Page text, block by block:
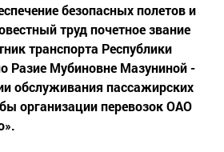
безопасных полетов и
труд почетное звание
транспорта Республики
Разие Мубиновне Мазуниной -
обслуживания пассажирских
организации перевозок ОАО